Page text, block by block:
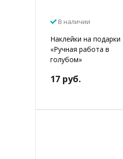
В наличии
Наклейки на подарки
«Ручная работа в
голубом»
17 руб.